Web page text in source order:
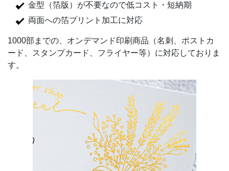
金型（箔版）が不要なので低コスト・短納期
両面への箔プリント加工に対応
1000部までの、オンデマンド印刷商品（名刺、ポストカ
ード、スタンプカード、フライヤー等）に対応しておりま
す。